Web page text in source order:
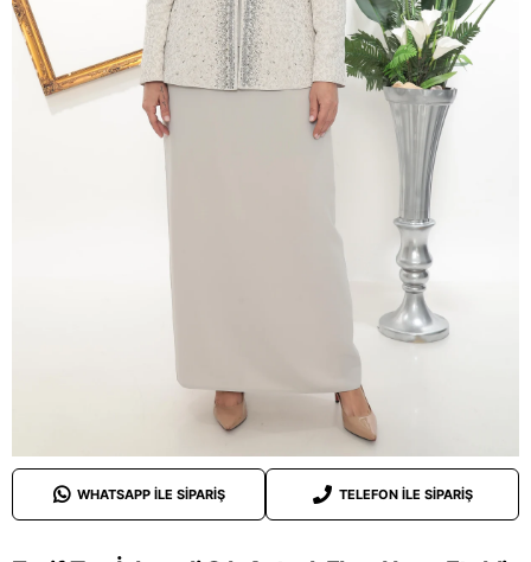
WHATSAPP ILE SIPARIŞ TELEFON ILE SIPARIŞ